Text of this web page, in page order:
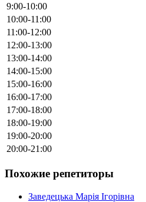
9:00-10:00
10:00-11:00
11:00-12:00
12:00-13:00
13:00-14:00
14:00-15:00
15:00-16:00
16:00-17:00
17:00-18:00
18:00-19:00
19:00-20:00
20:00-21:00
Похожие репетиторы
Заведецька Марія Ігорівна